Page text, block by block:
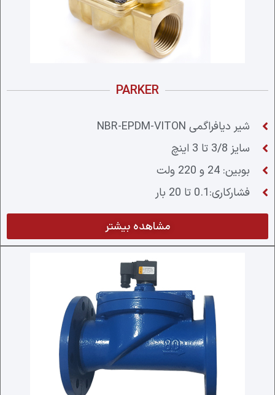
PARKER
شیر دیافراگمی NBR-EPDM-VITON
سایز 3/8 تا 3 اینچ
بوبین: 24 و 220 ولت
فشارکاری:0.1 تا 20 بار
مشاهده بیشتر